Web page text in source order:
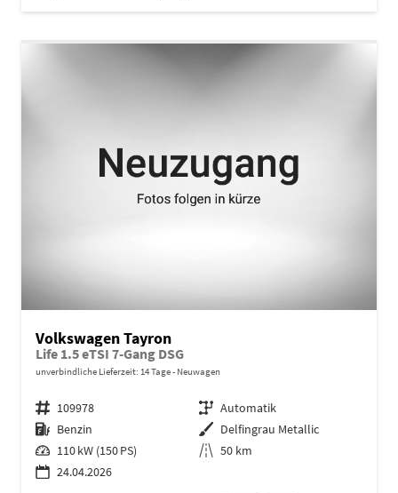
Volkswagen Tayron
Life 1.5 eTSI 7-Gang DSG
unverbindliche Lieferzeit: 14 Tage Neuwagen
Fahrzeugnr. 109978 Getriebe Automatik
Kraftstoff Benzin Außenfarbe Delfingrau Metallic
Leistung 110 kW (150 PS) Kilometerstand 50 km
24.04.2026